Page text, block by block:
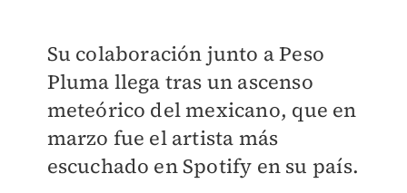
Su colaboración junto a Peso
Pluma llega tras un ascenso
meteórico del mexicano, que en
marzo fue el artista más
escuchado en Spotify en su país.